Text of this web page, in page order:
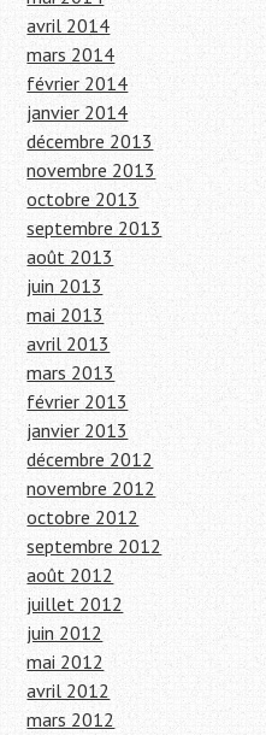
avril 2014
mars 2014
février 2014
janvier 2014
décembre 2013
novembre 2013
octobre 2013
septembre 2013
août 2013
juin 2013
mai 2013
avril 2013
mars 2013
février 2013
janvier 2013
décembre 2012
novembre 2012
octobre 2012
septembre 2012
août 2012
juillet 2012
juin 2012
mai 2012
avril 2012
mars 2012